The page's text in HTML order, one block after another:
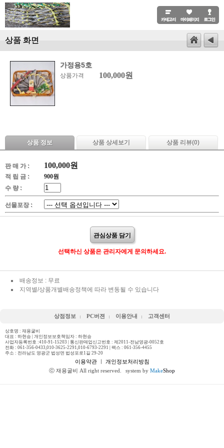
상품 화면
가정용5호
상품가격 100,000원
상품 정보 상품 상세보기 상품 리뷰(0)
판 매 가 : 100,000원
적 립 금 :
900원
수 량 :
선물포장 :
관심상품 담기
선택하신 상품은 관리자에게 문의하세요.
배송정보 : 무료
지역별/상품개별배송정책에 따라 변동될 수 있습니다
상점정보 PC버젼 이용안내 고객센터
상호명 : 재용굴비
대표 : 하현승 | 개인정보보호책임자 : 하현승
사업자등록번호 :410-91-15203 | 통신판매업신고번호 : 제2011-전남영광-0052호
전화 : 061-356-0433,010-3625-2291,010-6793-2291 | 팩스 : 061-356-4455
주소 : 전라남도 영광군 법성면 법성포로1길 29-20
이용약관ㅣ 개인정보처리방침
ⓒ 재용굴비 All right reserved.
system by MakeShop